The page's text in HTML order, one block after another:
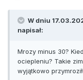
W dniu
napisał:
Mrozy minus 30?
ociepleniu? Takie
wyjątkowo